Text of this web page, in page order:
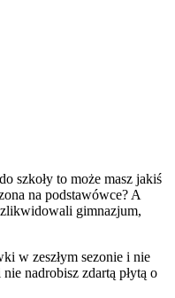
szkoły to może masz jakiś
na podstawówce? A
zlikwidowali gimnazjum,
w zeszłym sezonie i nie
nadrobisz zdartą płytą o